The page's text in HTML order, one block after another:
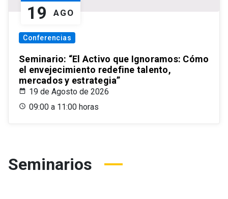
19 AGO
Conferencias
Seminario: “El Activo que Ignoramos: Cómo
el envejecimiento redefine talento,
mercados y estrategia”
19 de Agosto de 2026
09:00 a 11:00 horas
Seminarios